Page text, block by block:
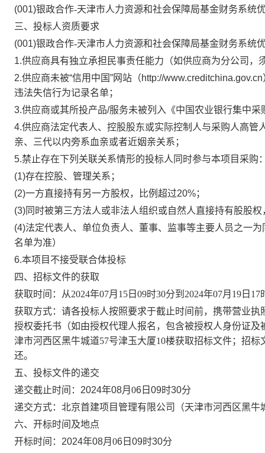
(001)银政合作-天津市人力资源和社会保障局基金财务系统
三、投标人资质要求
(001)银政合作-天津市人力资源和社会保障局基金财务系统
1.供应商具有独立承担民事责任能力（如供应商为分公司，
2.供应商未被“信用中国”网站（http://
违法失信行为记录名单；
3.供应商或其所投产品/服务未被列入《中国农业银行集中采
4.供应商法定代表人、控股股东或实际控制人与采购人高
亲、三代以内旁系血亲或者近姻亲关系；
5.禁止存在下列关联关系情形的投标人同时参与本项目采购
(1)存在控股、管理关系；
(2)一方直接持有另一方股权，比例超过20%；
(3)同时被第三方法人或非法人组织或自然人直接持有股股
(4)法定代表人、单位负责人、董事、监事等主要人员之一
名单为准）
6.本项目不接受联合体投标
四、招标文件的获取
获取时间：
从2024年07月15日09时30分到2024年07月19日17
获取方式： 请各投标人按照要求于截止时间前，携带营业
授权委托书（如由授权代理人报名，包含被授权人身份证
津市河西区黑牛城道57号津玉大厦10楼获取招标文件；招
还。
五、投标文件的递交
递交截止时间： 2024年08月 06 日 09时30分
递交方式： 北京首建项目管理有限公司（天津市河西区黑牛
六、开标时间及地点
开标时间： 2024年08月 06 日 09时30分